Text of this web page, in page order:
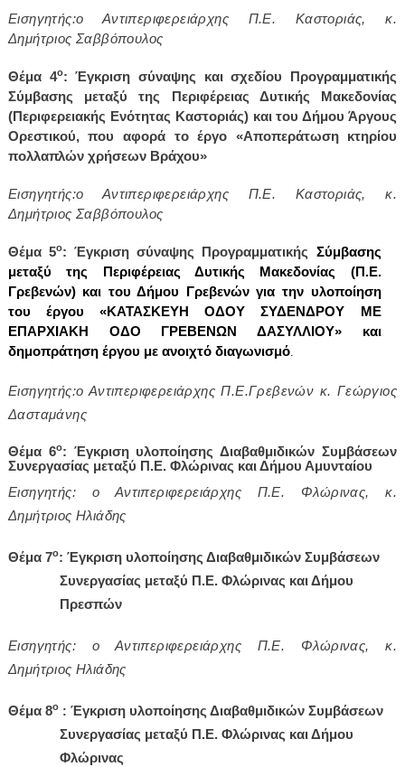
Εισηγητής:ο Αντιπεριφερειάρχης Π.Ε. Καστοριάς, κ.
Δημήτριος Σαββόπουλος
Θέμα 4ο:Έγκριση σύναψης και σχεδίου Προγραμματικής
Σύμβασης μεταξύ της Περιφέρειας Δυτικής Μακεδονίας
(Περιφερειακής Ενότητας Καστοριάς) και του Δήμου Άργους
Ορεστικού, που αφορά το έργο «Αποπεράτωση κτηρίου
πολλαπλών χρήσεων Βράχου»
Εισηγητής:ο Αντιπεριφερειάρχης Π.Ε. Καστοριάς, κ.
Δημήτριος Σαββόπουλος
Θέμα 5ο: Έγκριση σύναψης Προγραμματικής Σύμβασης
μεταξύ της Περιφέρειας Δυτικής Μακεδονίας (Π.Ε.
Γρεβενών) και του Δήμου Γρεβενών για την υλοποίηση
του έργου «ΚΑΤΑΣΚΕΥΗ ΟΔΟΥ ΣΥΔΕΝΔΡΟΥ ΜΕ
ΕΠΑΡΧΙΑΚΗ ΟΔΟ ΓΡΕΒΕΝΩΝ ΔΑΣΥΛΛΙΟΥ» και
δημοπράτηση έργου με ανοιχτό διαγωνισμό.
Εισηγητής:ο Αντιπεριφερειάρχης Π.Ε.Γρεβενών κ. Γεώργιος
Δασταμάνης
Θέμα 6ο: Έγκριση υλοποίησης Διαβαθμιδικών Συμβάσεων
Συνεργασίας μεταξύ Π.Ε. Φλώρινας και Δήμου Αμυνταίου
Εισηγητής: ο Αντιπεριφερειάρχης Π.Ε. Φλώρινας, κ.
Δημήτριος Ηλιάδης
Θέμα 7ο: Έγκριση υλοποίησης Διαβαθμιδικών Συμβάσεων
Συνεργασίας μεταξύ Π.Ε. Φλώρινας και Δήμου
Πρεσπών
Εισηγητής: ο Αντιπεριφερειάρχης Π.Ε. Φλώρινας, κ.
Δημήτριος Ηλιάδης
Θέμα 8ο : Έγκριση υλοποίησης Διαβαθμιδικών Συμβάσεων
Συνεργασίας μεταξύ Π.Ε. Φλώρινας και Δήμου
Φλώρινας